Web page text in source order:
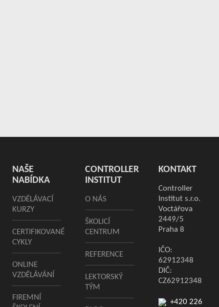
NAŠE
NABÍDKA
VZDĚLÁVACÍ
KURZY
CERTIFIKOVANÉ
CYKLY
ONLINE
VZDĚLÁVÁNÍ
FIREMNÍ
CONTROLLER
INSTITUT
O NÁS
ŠKOLICÍ
CENTRUM
REFERENCE
LEKTORSKÝ
TÝM
KONTAKT
Controller
Institut s.r.o.
Voctářova
2449/5
Praha 8
IČO:
62912348
DIČ:
CZ62912348
+420 226